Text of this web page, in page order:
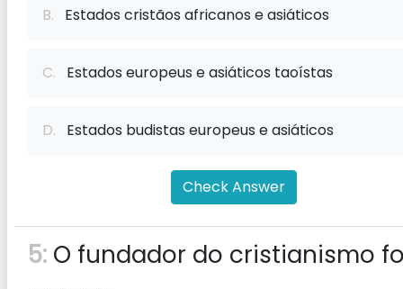
B. Estados cristãos africanos e asiáticos
C. Estados europeus e asiáticos taoístas
D. Estados budistas europeus e asiáticos
Check Answer
5: O fundador do cristianismo